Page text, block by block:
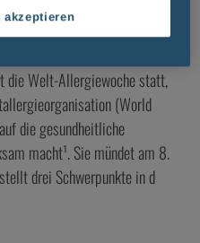
die Welt-Allergiewoche statt,
(World
die gesundheitliche
macht¹. Sie mündet am 8.
drei Schwerpunkte in d
akzeptieren